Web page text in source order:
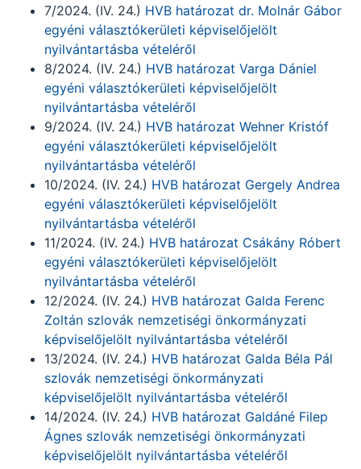
7/2024. (IV. 24.) HVB határozat dr. Molnár Gábor
egyéni választókerületi képviselőjelölt
nyilvántartásba vételéről
8/2024. (IV. 24.) HVB határozat Varga Dániel
egyéni választókerületi képviselőjelölt
nyilvántartásba vételéről
9/2024. (IV. 24.) HVB határozat Wehner Kristóf
egyéni választókerületi képviselőjelölt
nyilvántartásba vételéről
10/2024. (IV. 24.) HVB határozat Gergely Andrea
egyéni választókerületi képviselőjelölt
nyilvántartásba vételéről
11/2024. (IV. 24.) HVB határozat Csákány Róbert
egyéni választókerületi képviselőjelölt
nyilvántartásba vételéről
12/2024. (IV. 24.) HVB határozat Galda Ferenc
Zoltán szlovák nemzetiségi önkormányzati
képviselőjelölt nyilvántartásba vételéről
13/2024. (IV. 24.) HVB határozat Galda Béla Pál
szlovák nemzetiségi önkormányzati
képviselőjelölt nyilvántartásba vételéről
14/2024. (IV. 24.) HVB határozat Galdáné Filep
Ágnes szlovák nemzetiségi önkormányzati
képviselőjelölt nyilvántartásba vételéről